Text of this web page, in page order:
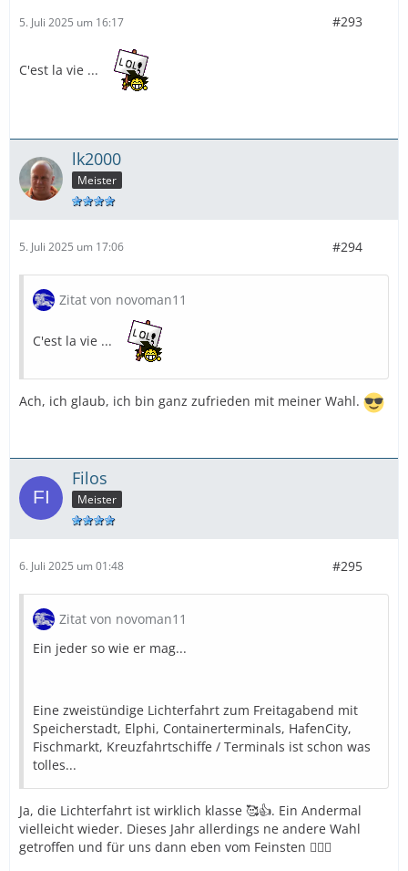
5. Juli 2025 um 16:17 #293
C'est la vie ...
lk2000
Meister
5. Juli 2025 um 17:06 #294
Zitat von novoman11
C'est la vie ...
Ach, ich glaub, ich bin ganz zufrieden mit meiner Wahl.
Filos
Meister
6. Juli 2025 um 01:48 #295
Zitat von novoman11
Ein jeder so wie er mag...
Eine zweistündige Lichterfahrt zum Freitagabend mit
Speicherstadt, Elphi, Containerterminals, HafenCity,
Fischmarkt, Kreuzfahrtschiffe / Terminals ist schon was
tolles...
Ja, die Lichterfahrt ist wirklich klasse 🥰👍. Ein Andermal
vielleicht wieder. Dieses Jahr allerdings ne andere Wahl
getroffen und für uns dann eben vom Feinsten 🤷🏼‍♀️